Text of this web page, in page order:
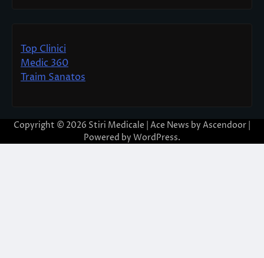
Top Clinici
Medic 360
Traim Sanatos
Copyright © 2026 Stiri Medicale | Ace News by Ascendoor
Powered by WordPress.